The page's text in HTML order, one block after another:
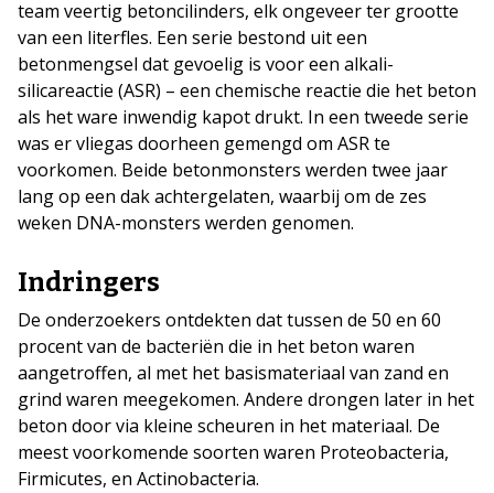
team veertig betoncilinders, elk ongeveer ter grootte
van een literfles. Een serie bestond uit een
betonmengsel dat gevoelig is voor een alkali-
silicareactie (ASR) – een chemische reactie die het beton
als het ware inwendig kapot drukt. In een tweede serie
was er vliegas doorheen gemengd om ASR te
voorkomen. Beide betonmonsters werden twee jaar
lang op een dak achtergelaten, waarbij om de zes
weken DNA-monsters werden genomen.
Indringers
De onderzoekers ontdekten dat tussen de 50 en 60
procent van de bacteriën die in het beton waren
aangetroffen, al met het basismateriaal van zand en
grind waren meegekomen. Andere drongen later in het
beton door via kleine scheuren in het materiaal. De
meest voorkomende soorten waren Proteobacteria,
Firmicutes, en Actinobacteria.